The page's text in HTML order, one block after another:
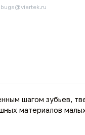
шагом зубьев,
материалов